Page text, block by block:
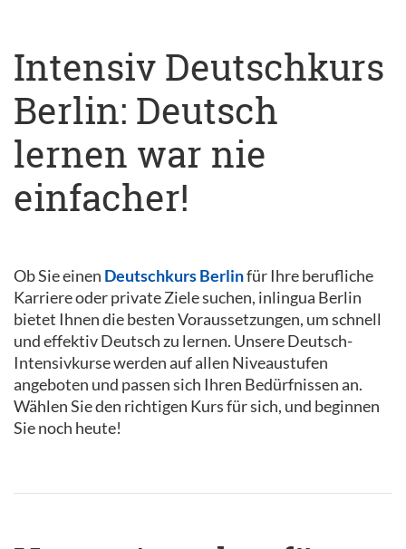
Intensiv Deutschkurs
Berlin: Deutsch
lernen war nie
einfacher!
Ob Sie einen Deutschkurs Berlinfür Ihre berufliche
Karriere oder private Ziele suchen, inlingua Berlin
bietet Ihnen die besten Voraussetzungen, um schnell
und effektiv Deutsch zu lernen. Unsere Deutsch-
Intensivkurse werden auf allen Niveaustufen
angeboten und passen sich Ihren Bedürfnissen an.
Wählen Sie den richtigen Kurs für sich, und beginnen
Sie noch heute!